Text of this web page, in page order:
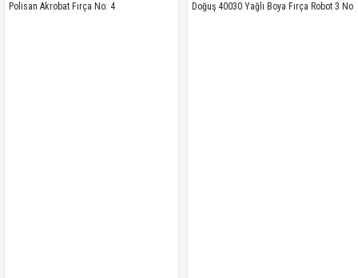
Akrobat Fırça No: 4 Doğuş 40030 Yağlı Boya Fırça Robot 3 No